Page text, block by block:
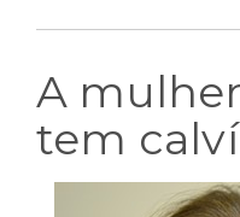
A
tem